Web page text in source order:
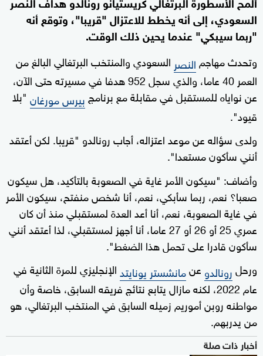
السعودي، إلى أنه يخطط للاعتزال "قريبا"، وتوقع أنه
"ربما سيبكي" عندما يحين ذلك الوقت.
وتحدث مهاجم النصر السعودي والمنتخب البرتغالي البالغ من
العمر 40 عاما، والذي سجل 952 هدفا في مسيرته حتى الآن،
عن نواياه للمستقبل في مقابلة مع برنامجبيرس مورغان "بلا
قيود".
ولدى سؤاله عن موعد اعتزاله، أجاب رونالدو "قريبا. لكن أعتقد
أنني سأكون مستعدا".
وأضاف: "سيكون الأمر غاية في الصعوبة بالتأكيد، هل سيكون
صعبا؟ نعم، ربما سأبكي، نعم، أنا شخص منفتح، سيكون الأمر
في غاية الصعوبة، نعم، أنا أعد العدة لمستقبلي منذ أن كان
عمري 25 أو 26 أو 27 عاما، أنا أجهز لمستقبلي، لذا أعتقد أنني
سأكون قادرا على تحمل هذا الضغط".
ورحلرونالدو عنمانشستر يونايتدالإنجليزي للمرة الثانية في
عام 2022، لكنه مازال يتابع نتائج فريقه السابق، خاصة وأن
مواطنه روبن أموريم زميله السابق في المنتخب البرتغالي، هو
من يدربهم.
أخبار ذات صلة